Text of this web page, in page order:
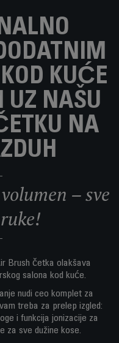
KUĆE
UZ NAŠU
NA
– sve
Brush četka olakšava
salona kod kuće.
nudi ceo komplet za
treba za prelep izgled:
i funkcija jonizacije za
za sve dužine kose.